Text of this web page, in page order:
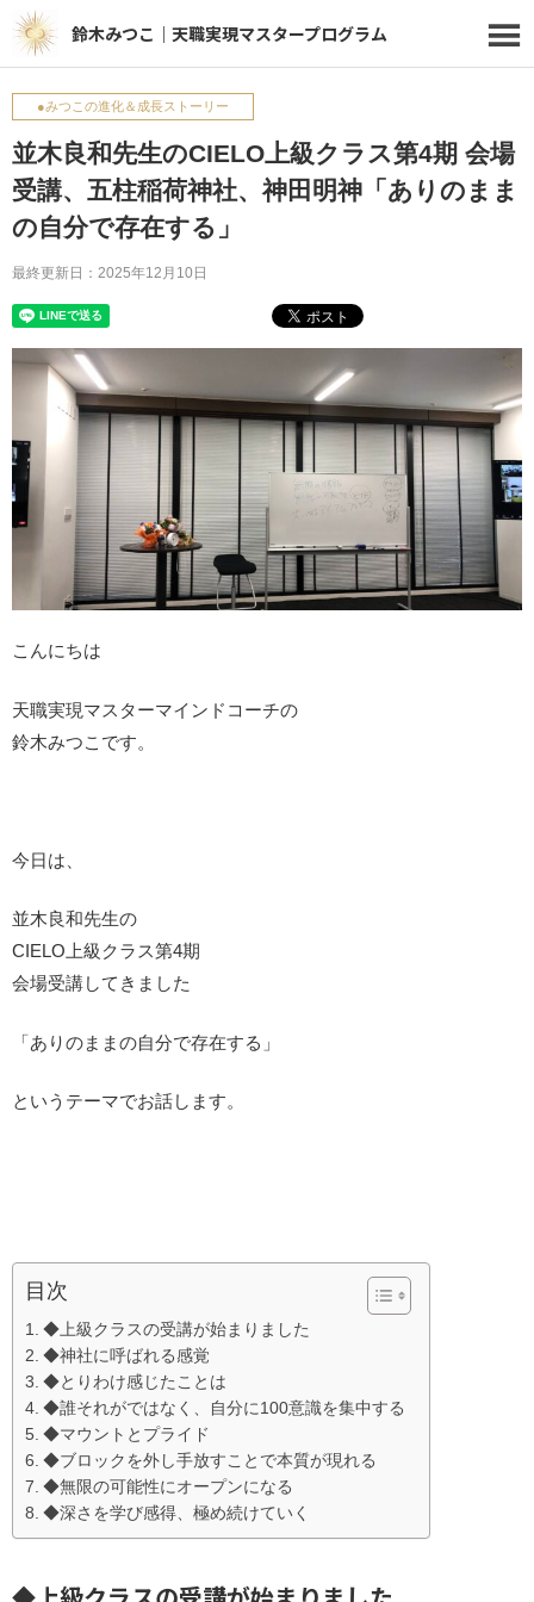
鈴木みつこ｜天職実現マスタープログラム
●みつこの進化＆成長ストーリー
並木良和先生のCIELO上級クラス第4期 会場
受講、五柱稲荷神社、神田明神「ありのまま
の自分で存在する」
最終更新日：2025年12月10日
こんにちは
天職実現マスターマインドコーチの
鈴木みつこです。
今日は、
並木良和先生の
CIELO上級クラス第4期
会場受講してきました
「ありのままの自分で存在する」
というテーマでお話します。
目次
◆上級クラスの受講が始まりました
◆神社に呼ばれる感覚
◆とりわけ感じたことは
◆誰それがではなく、自分に100意識を集中する
◆マウントとプライド
◆ブロックを外し手放すことで本質が現れる
◆無限の可能性にオープンになる
◆深さを学び感得、極め続けていく